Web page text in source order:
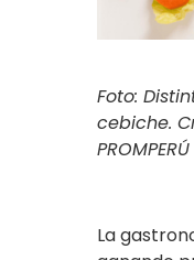
Foto:
cebiche.
PROMPERÚ
La